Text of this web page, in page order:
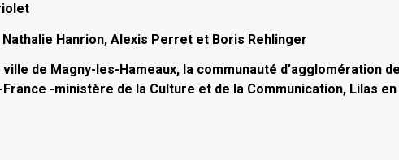
Hanrion, Alexis Perret et Boris Rehlinger
de Magny-les-Hameaux, la communauté d’agglomération
-ministère de la Culture et de la Communication, Lilas en